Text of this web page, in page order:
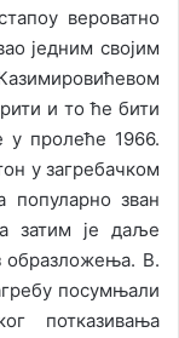
вероватно
једним својим
и то ће бити
у пролеће 1966.
у загребачком
популарно зван
затим је даље
образложења. В.
посумњали
потказивања